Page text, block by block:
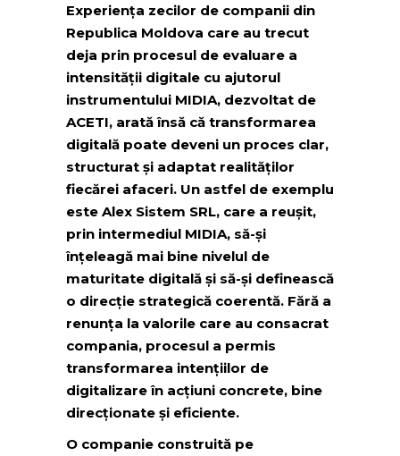
Experiența zecilor de companii din
Republica Moldova care au trecut
deja prin procesul de evaluare a
intensității digitale cu ajutorul
instrumentului MIDIA, dezvoltat de
ACETI, arată însă că transformarea
digitală poate deveni un proces clar,
structurat și adaptat realităților
fiecărei afaceri. Un astfel de exemplu
este Alex Sistem SRL, care a reușit,
prin intermediul MIDIA, să-și
înțeleagă mai bine nivelul de
maturitate digitală și să-și definească
o direcție strategică coerentă. Fără a
renunța la valorile care au consacrat
compania, procesul a permis
transformarea intențiilor de
digitalizare în acțiuni concrete, bine
direcționate și eficiente.
O companie construită pe